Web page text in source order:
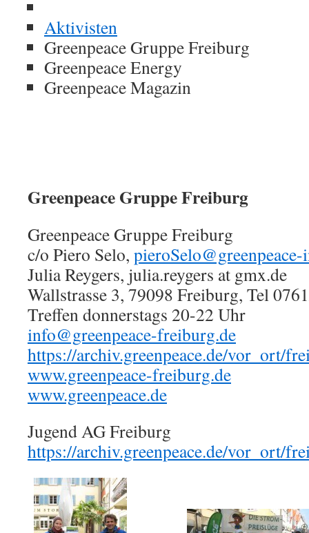
Aktivisten
Greenpeace Gruppe Freiburg
Greenpeace Energy
Greenpeace Magazin
Greenpeace Gruppe Freiburg
Greenpeace Gruppe Freiburg
c/o Piero Selo,
Julia Reygers, julia.reygers at gmx.de
Wallstrasse 3, 79098 Freiburg, Tel
Treffen donnerstags 20-22 Uhr
info@greenpeace-freiburg.de
https://archiv.greenpeace.de/vor_ort/
www.greenpeace-freiburg.de
www.greenpeace.de
Jugend AG Freiburg
https://archiv.greenpeace.de/vor_ort/